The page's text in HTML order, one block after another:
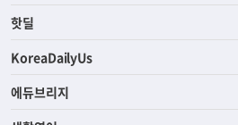
핫딜
KoreaDailyUs
에듀브리지